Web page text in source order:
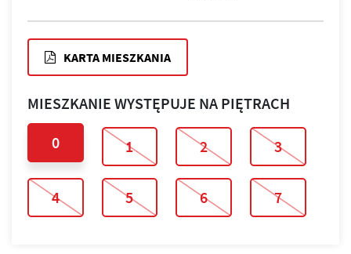
KARTA MIESZKANIA
MIESZKANIE WYSTĘPUJE NA PIĘTRACH
0
1 2 3
4 5 6 7